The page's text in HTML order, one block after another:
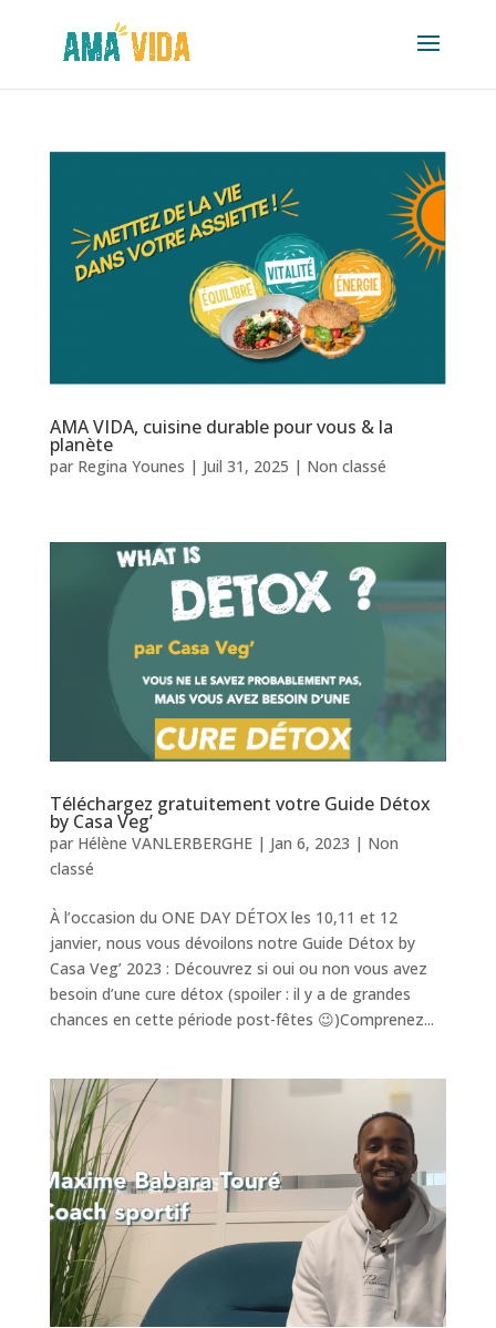
AMA VIDA, cuisine durable pour vous & la
planète
par Regina Younes | Juil 31, 2025 | Non classé
Téléchargez gratuitement votre Guide Détox
by Casa Veg’
par Hélène VANLERBERGHE| Jan 6, 2023 | Non
classé
À l’occasion du ONE DAY DÉTOX les 10,11 et 12
janvier, nous vous dévoilons notre Guide Détox by
Casa Veg’ 2023 : Découvrez si oui ou non vous avez
besoin d’une cure détox (spoiler : il y a de grandes
chances en cette période post-fêtes 😉)Comprenez...